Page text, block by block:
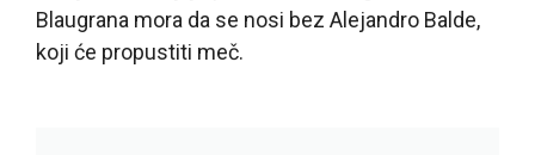
Blaugrana mora da se nosi bez Alejandro Balde,
koji će propustiti meč.